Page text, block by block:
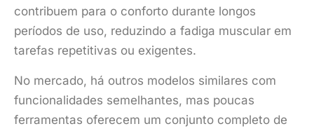
contribuem para o conforto durante longos
períodos de uso, reduzindo a fadiga muscular em
tarefas repetitivas ou exigentes.
No mercado, há outros modelos similares com
funcionalidades semelhantes, mas poucas
ferramentas oferecem um conjunto completo de